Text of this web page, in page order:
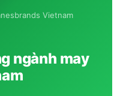
Vietnam
ngành may